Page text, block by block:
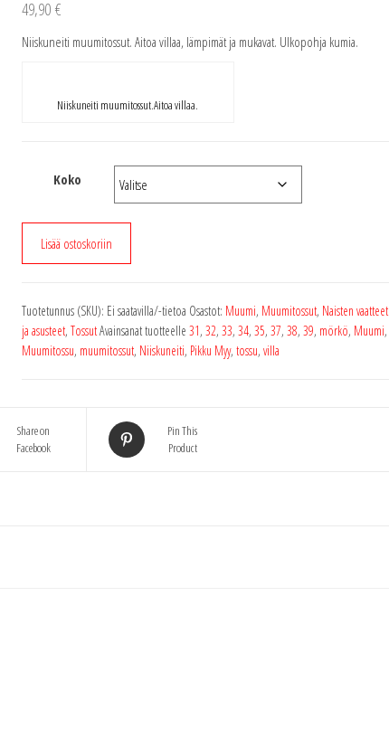
49,90 €
Niiskuneiti muumitossut. Aitoa villaa, lämpimät ja mukavat. Ulkopohja kumia.
Niiskuneiti muumitossut.Aitoa villaa.
Koko
Muumitossut
Lisää ostoskoriin
Tuotetunnus (SKU): Ei saatavilla/-tietoa Osastot: Muumi, Muumitossut, Naisten vaatteet
ja asusteet, TossutAvainsanat tuotteelle 31, 32, 33, 34, 35, 37, 38, 39, mörkö, Muumi,
Muumitossu, muumitossut, Niiskuneiti, Pikku Myy, tossu, villa
Share on
Facebook
Pin This
Product